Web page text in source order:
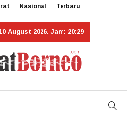
Nasional Terbaru
August 2026. Jam: 20:29